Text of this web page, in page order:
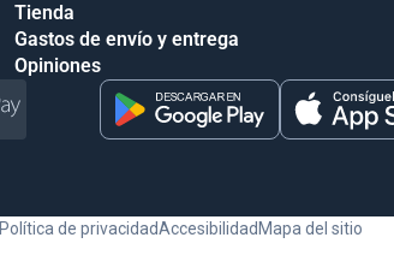
Tienda
Gastos de envío y entrega
Opiniones
Política de privacidadAccesibilidad Mapa del sitio